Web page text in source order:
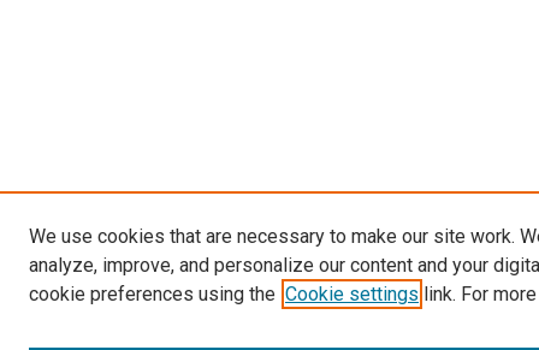
We use cookies that are necessary to make our site work.
analyze, improve, and personalize our content and your
cookie preferences using the Cookie settings link. For